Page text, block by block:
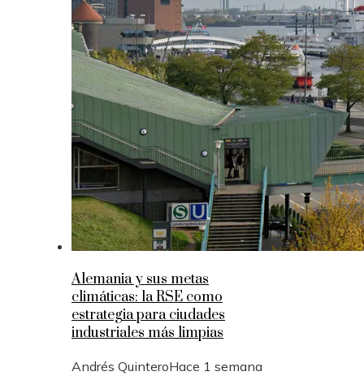
Alemania y sus metas
climáticas: la RSE como
estrategia para ciudades
industriales más limpias
Andrés QuinteroHace 1 semana